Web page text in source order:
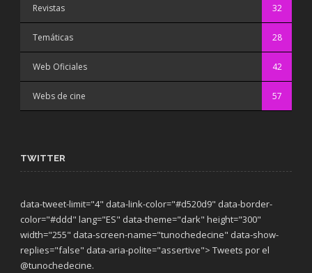
Revistas 32
Temáticas 28
Web Oficiales 42
Webs de cine 57
TWITTER
data-tweet-limit="4" data-link-color="#d520d9" data-border-
color="#ddd" lang="ES" data-theme="dark" height="300"
width="255" data-screen-name="tunochedecine" data-show-
replies="false" data-aria-polite="assertive"> Tweets por el
@tunochedecine.